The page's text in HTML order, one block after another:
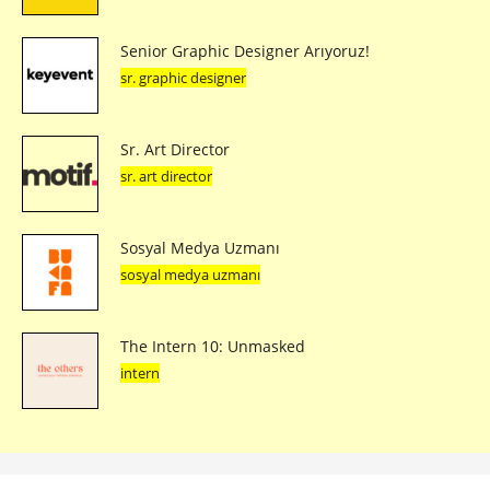
Senior Graphic Designer Arıyoruz!
sr. graphic designer
Sr. Art Director
sr. art director
Sosyal Medya Uzmanı
sosyal medya uzmanı
The Intern 10: Unmasked
intern